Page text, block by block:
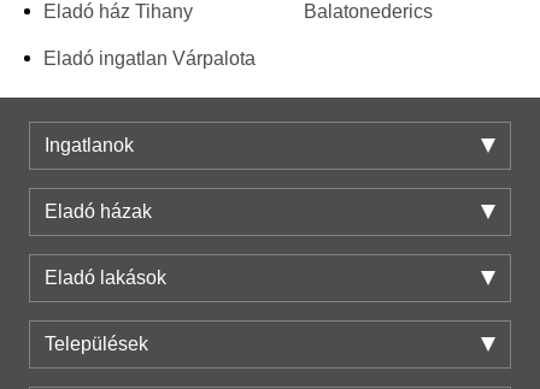
Eladó ház Tihany
Eladó ingatlan Várpalota
Balatonederics
Ingatlanok
Eladó házak
Eladó lakások
Települések